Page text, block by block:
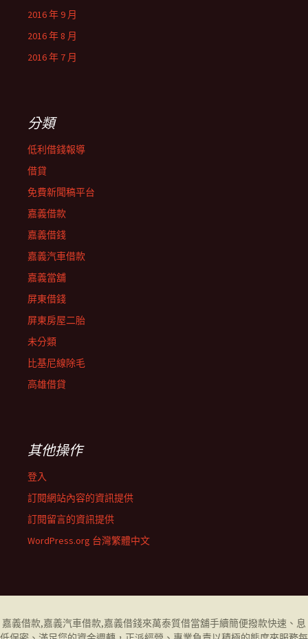
2016 年 9 月
2016 年 8 月
2016 年 7 月
分類
低利借錢報導
借貸
免費新聞稿平台
嘉義借款
嘉義借錢
嘉義汽車借款
嘉義當舖
屏東借錢
屏東房屋二胎
未分類
比基尼線除毛
高雄借貸
其他操作
登入
訂閱網站內容的資訊提供
訂閱留言的資訊提供
WordPress.org 台灣繁體中文
嘉義借款,嘉義汽車借款,嘉義借錢來萬泰質借當舖手續簡便撥款快速、息